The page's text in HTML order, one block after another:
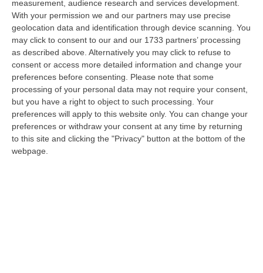
measurement, audience research and services development.
With your permission we and our partners may use precise
geolocation data and identification through device scanning. You
may click to consent to our and our 1733 partners’ processing
as described above. Alternatively you may click to refuse to
consent or access more detailed information and change your
preferences before consenting.
Please note that some
processing of your personal data may not require your consent,
but you have a right to object to such processing. Your
preferences will apply to this website only. You can change your
preferences or withdraw your consent at any time by returning
to this site and clicking the "Privacy" button at the bottom of the
webpage.
07 Agosto, 21:35
Meteo, Altri 10 Giorni Di Caldo Estremo
“ROMA La tregua varrà fino a domani: dopo il record di ieri con il bollino
rosso per tutte le 27 città monitorate e oggi con 26 allerte mass…
07 Agosto, 20:33
Torna In Calabria: OSM Cerca Professionisti Calabresi Che Vivono
Al Nord E Che Hanno Voglia Di Rientrare Nella Terra Di Origine
“Se per anni lasciare la Calabria è stata una scelta quasi obbligata oggi è
possibile fare un’inversione di marcia grazie ad OSM Centro Cala…
07 Agosto, 20:24